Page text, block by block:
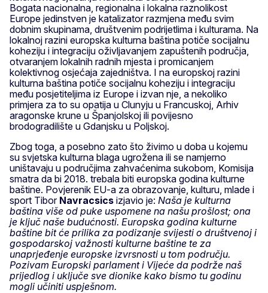
Bogata nacionalna, regionalna i lokalna raznolikost
Europe jedinstven je katalizator razmjena među svim
dobnim skupinama, društvenim podrijetlima i kulturama. Na
lokalnoj razini europska kulturna baština potiče socijalnu
koheziju i integraciju oživljavanjem zapuštenih područja,
otvaranjem lokalnih radnih mjesta i promicanjem
kolektivnog osjećaja zajedništva. I na europskoj razini
kulturna baština potiče socijalnu koheziju i integraciju
među posjetiteljima iz Europe i izvan nje, a nekoliko
primjera za to su opatija u Clunyju u Francuskoj, Arhiv
aragonske krune u Španjolskoj ili povijesno
brodogradilište u Gdanjsku u Poljskoj.
Zbog toga, a posebno zato što živimo u doba u kojemu
su svjetska kulturna blaga ugrožena ili se namjerno
uništavaju u područjima zahvaćenima sukobom, Komisija
smatra da bi 2018. trebala biti europska godina kulturne
baštine. Povjerenik EU-a za obrazovanje, kulturu, mlade i
sport Tibor Navracsics izjavio je: Naša je kulturna
baština više od puke uspomene na našu prošlost; ona
je ključ naše budućnosti. Europska godina kulturne
baštine bit će prilika za podizanje svijesti o društvenoj i
gospodarskoj važnosti kulturne baštine te za
unaprjeđenje europske izvrsnosti u tom području.
Pozivam Europski parlament i Vijeće da podrže naš
prijedlog i uključe sve dionike kako bismo tu godinu
mogli učiniti uspješnom.